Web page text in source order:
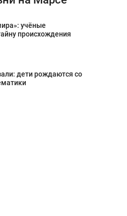
учёные
происхождения
дети рождаются со